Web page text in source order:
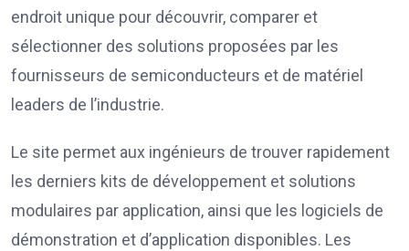
endroit unique pour découvrir, comparer et
sélectionner des solutions proposées par les
fournisseurs de semiconducteurs et de matériel
leaders de l’industrie.
Le site permet aux ingénieurs de trouver rapidement
les derniers kits de développement et solutions
modulaires par application, ainsi que les logiciels de
démonstration et d’application disponibles. Les